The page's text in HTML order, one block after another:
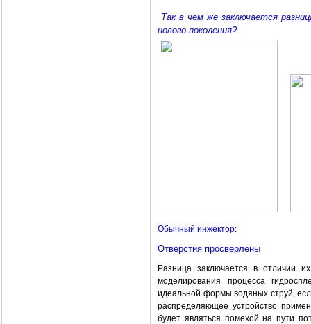
Так в чем же заключается
нового поколения?
Обычный инжектор:
Отверстия просверлены
Разница заключается в отличии
моделирования процесса
идеальной формы водяных струй,
распределяющее устройство
будет являться помехой на пути